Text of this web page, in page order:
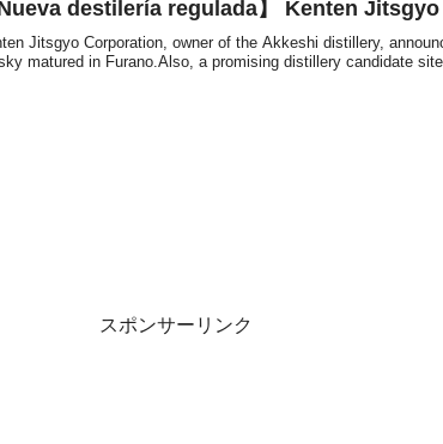
Nueva destilería regulada】 Kenten
Jitsgyo Corporation, owner of the Akkeshi distillery,
matured in Furano.Also, a promising distillery candidate
スポンサーリンク